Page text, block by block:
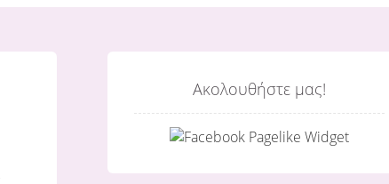
Ακολουθήστε μας!